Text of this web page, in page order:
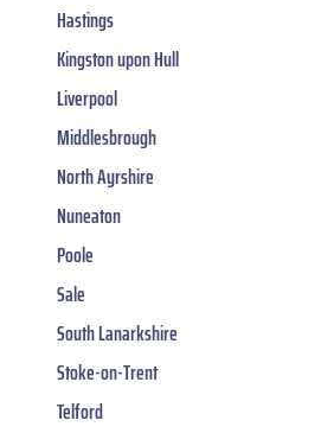
Hastings
Kingston upon Hull
Liverpool
Middlesbrough
North Ayrshire
Nuneaton
Poole
Sale
South Lanarkshire
Stoke-on-Trent
Telford